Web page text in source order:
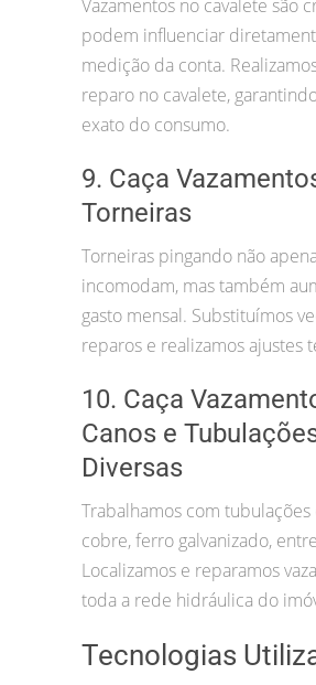
Vazamentos no cavalete são
podem influenciar
medição da conta.
reparo no cavalete,
exato do consumo.
9. Caça
Torneiras
Torneiras pingando não
incomodam, mas também
gasto mensal. Substituímos
reparos e realizamos ajustes
10. Caça
Canos e
Diversas
Trabalhamos com tubulações
cobre, ferro galvanizado,
Localizamos e reparamos
toda a rede hidráulica do
Tecnologias